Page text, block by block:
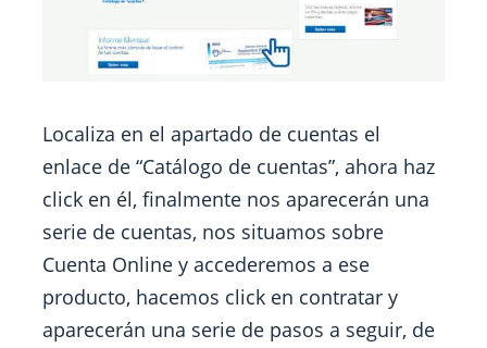
Localiza en el apartado de cuentas el
enlace de “Catálogo de cuentas”, ahora haz
click en él, finalmente nos aparecerán una
serie de cuentas, nos situamos sobre
Cuenta Online y accederemos a ese
producto, hacemos click en contratar y
aparecerán una serie de pasos a seguir, de